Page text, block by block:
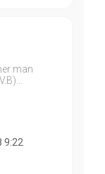
man
9:22